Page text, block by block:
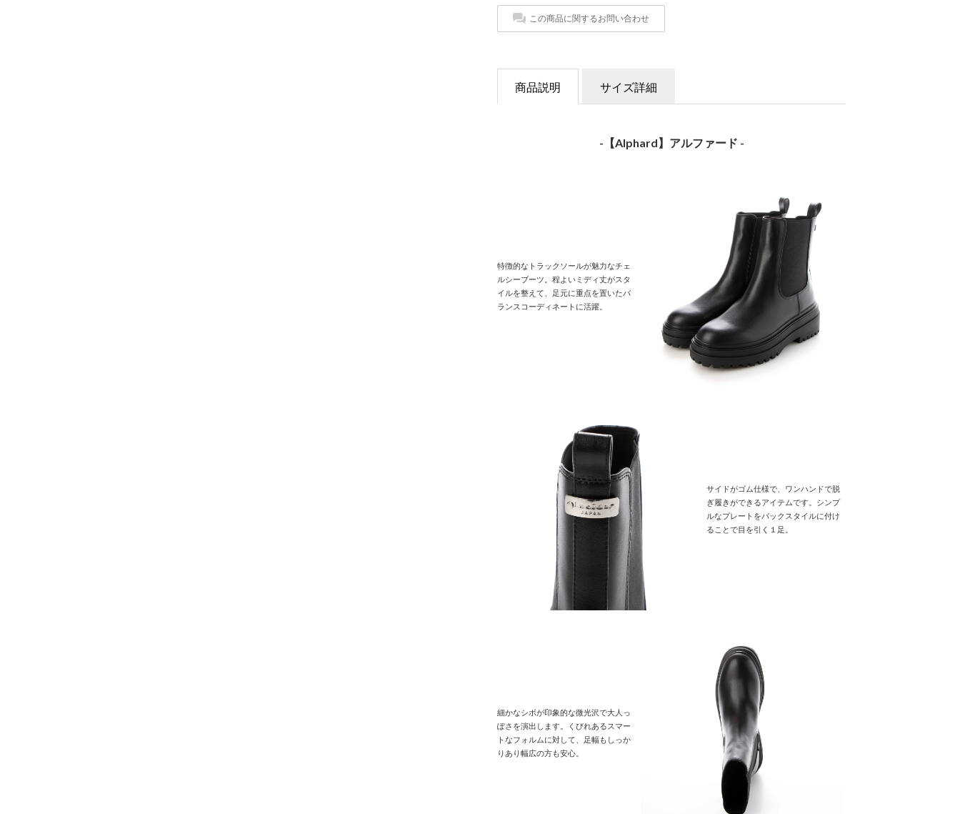
この商品に関するお問い合わせ
商品説明 サイズ詳細
-【Alphard】アルファード -
特徴的なトラックソールが魅力なチェ
ルシーブーツ。程よいミディ丈がスタ
イルを整えて、足元に重点を置いたバ
ランスコーディネートに活躍。
サイドがゴム仕様で、ワンハンドで脱
ぎ履きができるアイテムです。シンプ
ルなプレートをバックスタイルに付け
ることで目を引く１足。
細かなシボが印象的な微光沢で大人っ
ぽさを演出します。くびれあるスマー
トなフォルムに対して、足幅もしっか
りあり幅広の方も安心。